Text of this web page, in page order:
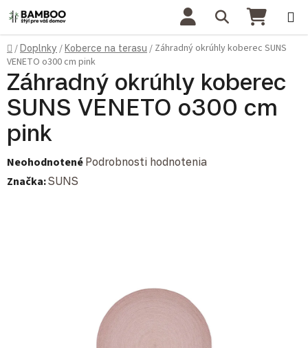
Prejsť na obsah Hľadať
Domov
/Doplnky /Koberce na terasu / Záhradný okrúhly koberec SUNS
VENETO o300 cm pink
Záhradný okrúhly koberec
SUNS VENETO o300 cm
pink
Priemerné hodnotenie produktu je 0,0 z 5 hviezdičiek.
Neohodnotené Podrobnosti hodnotenia
Značka:SUNS